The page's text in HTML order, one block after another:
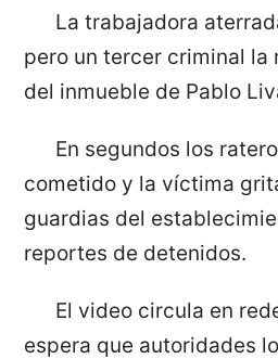
La trabajadora
pero un tercer criminal la
del inmueble de Pablo
En segundos los
cometido y la víctima
guardias del
reportes de detenidos.
El video circula en
espera que autoridades